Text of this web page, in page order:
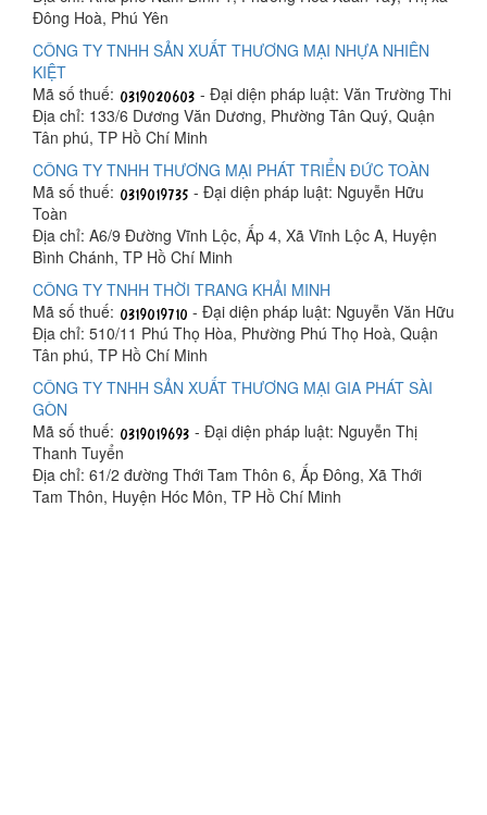
Đông Hoà, Phú Yên
CÔNG TY TNHH SẢN XUẤT THƯƠNG MẠI NHỰA NHIÊN
KIỆT
Mã số thuế:
- Đại diện pháp luật: Văn Trường Thi
Địa chỉ: 133/6 Dương Văn Dương, Phường Tân Quý, Quận
Tân phú, TP Hồ Chí Minh
CÔNG TY TNHH THƯƠNG MẠI PHÁT TRIỂN ĐỨC TOÀN
Mã số thuế:
- Đại diện pháp luật: Nguyễn Hữu
Toàn
Địa chỉ: A6/9 Đường Vĩnh Lộc, Ấp 4, Xã Vĩnh Lộc A, Huyện
Bình Chánh, TP Hồ Chí Minh
CÔNG TY TNHH THỜI TRANG KHẢI MINH
Mã số thuế:
- Đại diện pháp luật: Nguyễn Văn Hữu
Địa chỉ: 510/11 Phú Thọ Hòa, Phường Phú Thọ Hoà, Quận
Tân phú, TP Hồ Chí Minh
CÔNG TY TNHH SẢN XUẤT THƯƠNG MẠI GIA PHÁT SÀI
GÒN
Mã số thuế:
- Đại diện pháp luật: Nguyễn Thị
Thanh Tuyển
Địa chỉ: 61/2 đường Thới Tam Thôn 6, Ấp Đông, Xã Thới
Tam Thôn, Huyện Hóc Môn, TP Hồ Chí Minh